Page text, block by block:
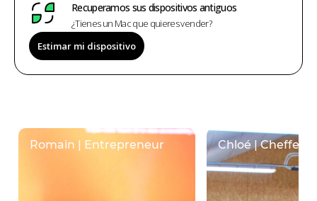
Recuperamos sus dispositivos antiguos
¿Tienes un Mac que quieres vender?
Estimar mi dispositivo